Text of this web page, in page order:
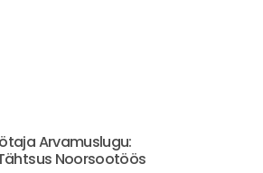
Arvamuslugu:
Noorsootöös